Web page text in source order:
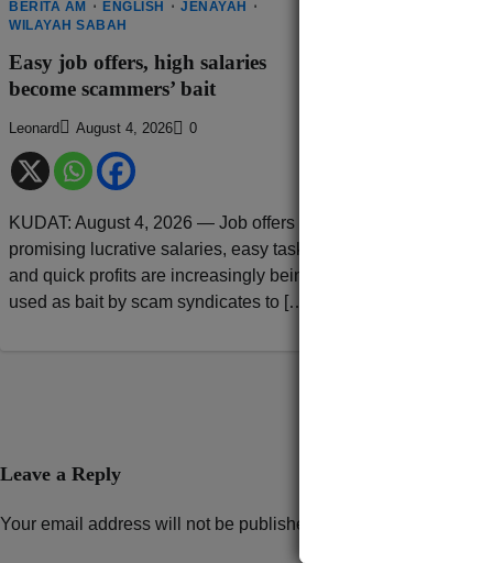
BERITA AM ENGLISH
JENAYAH
WILAYAH SABAH
Easy job offers, high salaries
become scammers’ bait
Leonard August 4, 2026 0
KUDAT: August 4, 2026 — Job offers
promising lucrative salaries, easy tasks,
and quick profits are increasingly being
used as bait by scam syndicates to […]
Dua Pesara
Leave a Reply
Your email address will not be published.